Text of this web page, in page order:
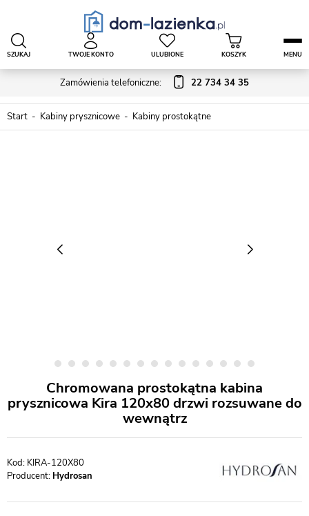
Zamówienia telefoniczne: 22 734 34 35
SZUKAJ TWOJE KONTO ULUBIONE KOSZYK MENU
Start Kabiny prysznicowe Kabiny prostokątne
Chromowana prostokątna kabina
prysznicowa Kira 120x80 drzwi rozsuwane do
wewnątrz
KIRA-120X80
Producent: Hydrosan